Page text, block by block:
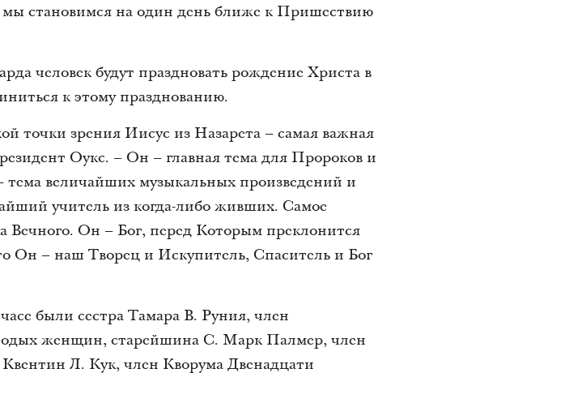
мы становимся на один день ближе к Пришествию
человек будут праздновать рождение Христа в
к этому празднованию.
точки зрения Иисус из Назарета – самая важная
Оукс. – Он – главная тема для Пророков и
тема величайших музыкальных произведений и
учитель из когда-либо живших. Самое
Он – Бог, перед Которым преклонится
Он – наш Творец и Искупитель, Спаситель и Бог
были сестра Тамара В. Руния, член
женщин, старейшина С. Марк Палмер, член
Л. Кук, член Кворума Двенадцати